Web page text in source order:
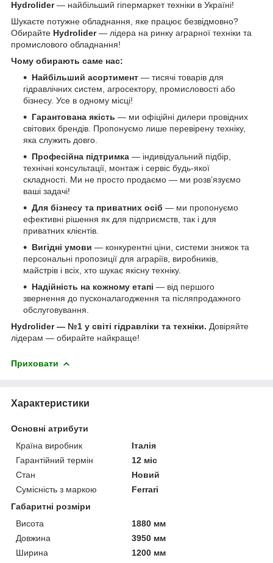
Hydrolider— найбільший гіпермаркет техніки в Україні!
Шукаєте потужне обладнання, яке працює безвідмовно?
Обирайте Hydrolider— лідера на ринку аграрної техніки та
промислового обладнання!
Чому обирають саме нас:
Найбільший асортимент — тисячі товарів для
гідравлічних систем, агросектору, промисловості або
бізнесу. Усе в одному місці!
Гарантована якість — ми офіційні дилери провідних
світових брендів. Пропонуємо лише перевірену техніку,
яка служить довго.
Професійна підтримка — індивідуальний підбір,
технічні консультації, монтаж і сервіс будь-якої
складності. Ми не просто продаємо — ми розв’язуємо
ваші задачі!
Для бізнесу та приватних осіб — ми пропонуємо
ефективні рішення як для підприємств, так і для
приватних клієнтів.
Вигідні умови — конкурентні ціни, системи знижок та
персональні пропозиції для аграріїв, виробників,
майстрів і всіх, хто шукає якісну техніку.
Надійність на кожному етапі — від першого
звернення до пусконалагодження та післяпродажного
обслуговування.
Hydrolider — №1 у світі гідравліки та техніки. Довіряйте
лідерам — обирайте найкраще!
Приховати
Характеристики
Основні атрибути
Країна виробник
Італія
Гарантійний термін
12 міс
Стан
Новий
Сумісність з маркою
Ferrari
Габаритні розміри
Висота
1880 мм
Довжина
3950 мм
Ширина
1200 мм